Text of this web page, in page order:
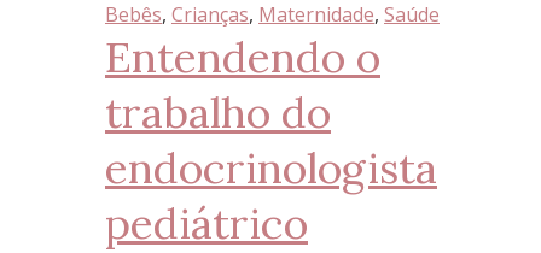
Bebês, Crianças, Maternidade, Saúde
Entendendo o
trabalho do
endocrinologista
pediátrico